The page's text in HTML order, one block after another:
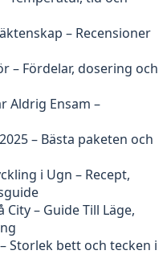
– Recensioner
– Fördelar, dosering och
Aldrig Ensam –
– Bästa paketen och
i Ugn – Recept,
– Guide Till Läge,
Storlek bett och tecken i